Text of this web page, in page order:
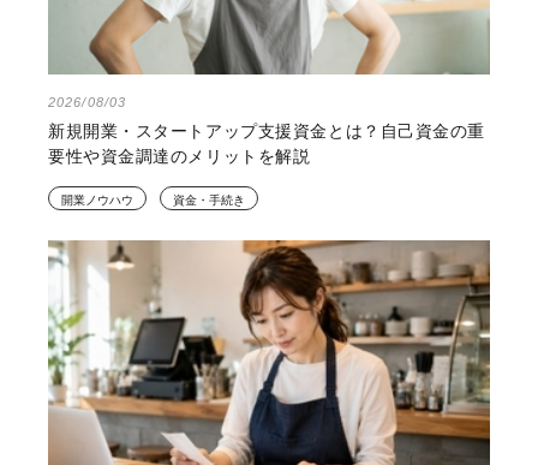
2026/08/03
新規開業・スタートアップ支援資金とは？自己資金の重
要性や資金調達のメリットを解説
開業ノウハウ 資金・手続き